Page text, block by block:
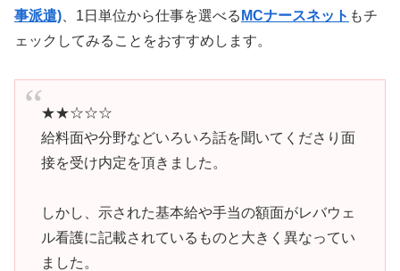
事派遣) 、1日単位から仕事を選べる MCナースネット もチ
ェックしてみることをおすすめします。
★★☆☆☆
給料面や分野などいろいろ話を聞いてくださり面
接を受け内定を頂きました。
しかし、示された基本給や手当の額面がレバウェ
ル看護に記載されているものと大きく異なってい
ました。